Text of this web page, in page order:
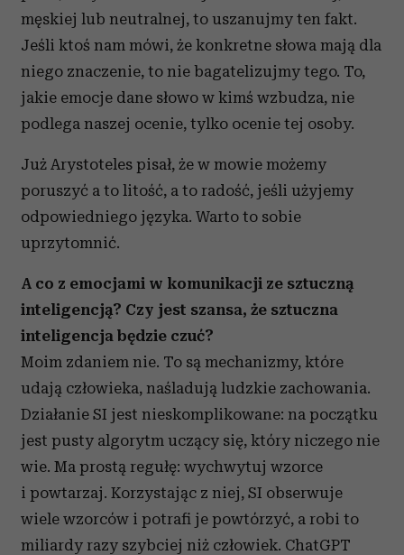
męskiej lub neutralnej, to uszanujmy ten fakt.
Jeśli ktoś nam mówi, że konkretne słowa mają dla
niego znaczenie, to nie bagatelizujmy tego. To,
jakie emocje dane słowo w kimś wzbudza, nie
podlega naszej ocenie, tylko ocenie tej osoby.
Już Arystoteles pisał, że w mowie możemy
poruszyć a to litość, a to radość, jeśli użyjemy
odpowiedniego języka. Warto to sobie
uprzytomnić.
A co z emocjami w komunikacji ze sztuczną
inteligencją? Czy jest szansa, że sztuczna
inteligencja będzie czuć?
Moim zdaniem nie. To są mechanizmy, które
udają człowieka, naśladują ludzkie zachowania.
Działanie SI jest nieskomplikowane: na początku
jest pusty algorytm uczący się, który niczego nie
wie. Ma prostą regułę: wychwytuj wzorce
i powtarzaj. Korzystając z niej, SI obserwuje
wiele wzorców i potrafi je powtórzyć, a robi to
miliardy razy szybciej niż człowiek. ChatGPT